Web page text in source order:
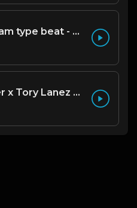
[FREE] 88glam type beat - Heaven - 80 BPM C Maj (Prod by Tony Wale)
[FREE] Usher x Tory Lanez Type Beat - "Last Hope"